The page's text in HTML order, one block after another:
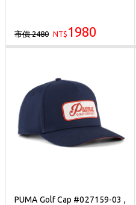
市價 2480 NT$ 1980
PUMA Golf Cap #027159-03 ,